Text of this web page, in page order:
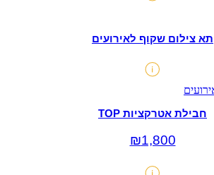
תא צילום שקוף לאירועים
חבילת אטרקציות TOP
₪1,800